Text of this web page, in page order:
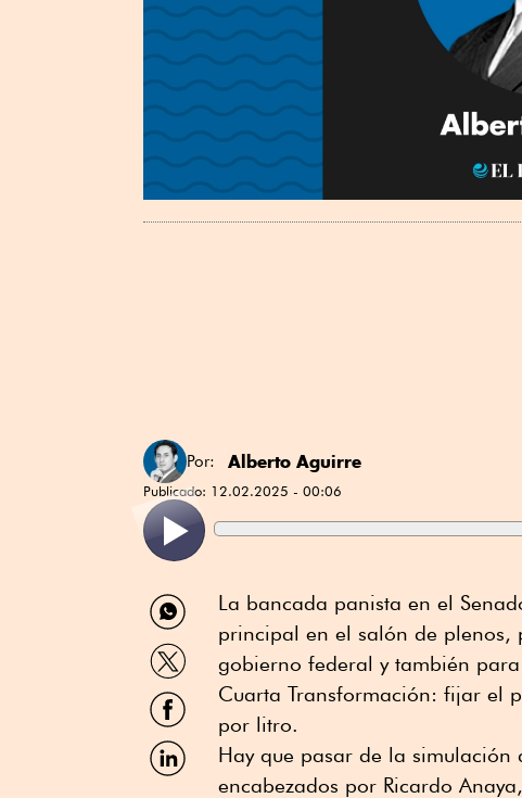
Por: Alberto Aguirre
Publicado: 12.02.2025 - 00:06
Compartir
por
WhatsApp
Compartir
por
Twitter
Compartir
por
Facebook
Compartir
por
La bancada panista en el
principal en el salón de plenos,
gobierno federal y también
Cuarta Transformación: fijar el
por litro.
Hay que pasar de la
encabezados por Ricardo